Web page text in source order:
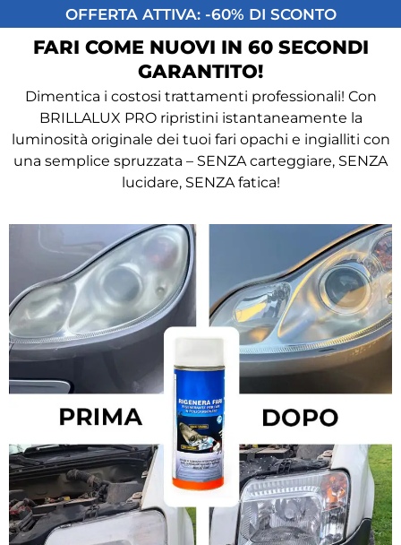
OFFERTA ATTIVA: -60% DI SCONTO
FARI COME NUOVI IN 60 SECONDI
GARANTITO!
Dimentica i costosi trattamenti professionali! Con
BRILLALUX PRO ripristini istantaneamente la
luminosità originale dei tuoi fari opachi e ingialliti con
una semplice spruzzata – SENZA carteggiare, SENZA
lucidare, SENZA fatica!